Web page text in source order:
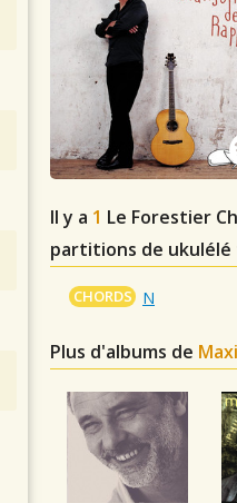
Il y a 1 Le Forestier
partitions de ukulélé
CHORDS N
Plus d'albums de